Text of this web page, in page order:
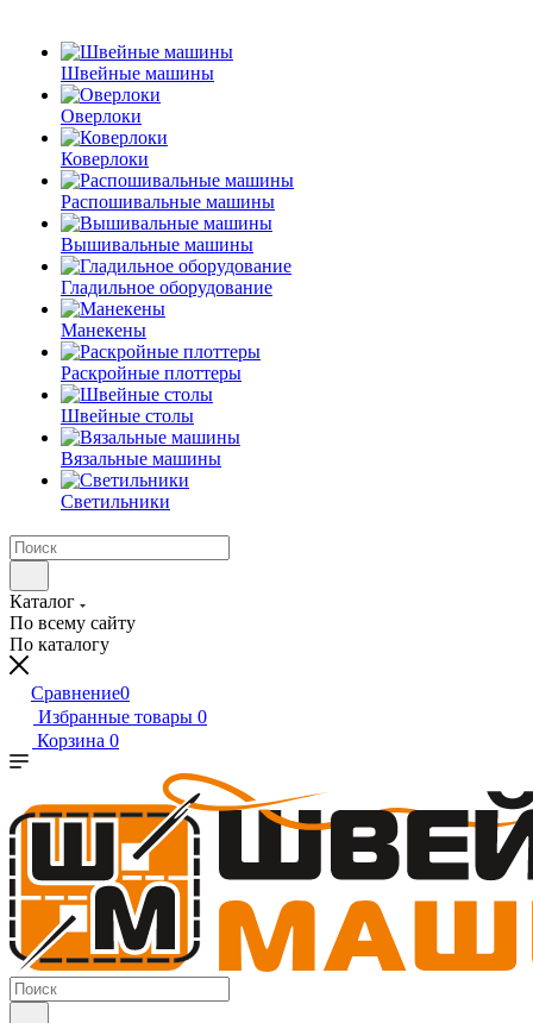
Швейные машины
Оверлоки
Коверлоки
Распошивальные машины
Вышивальные машины
Гладильное оборудование
Манекены
Раскройные плоттеры
Швейные столы
Вязальные машины
Светильники
Каталог
По всему сайту
По каталогу
Сравнение0
Избранные товары 0
Корзина 0